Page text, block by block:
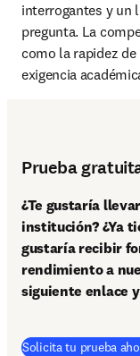
interrogantes y un
pregunta. La
como la rapidez
exigencia
Prueba
¿Te gustaría
institución? ¿Ya
gustaría recibir
rendimiento a
siguiente enlace
Solicita tu prueba